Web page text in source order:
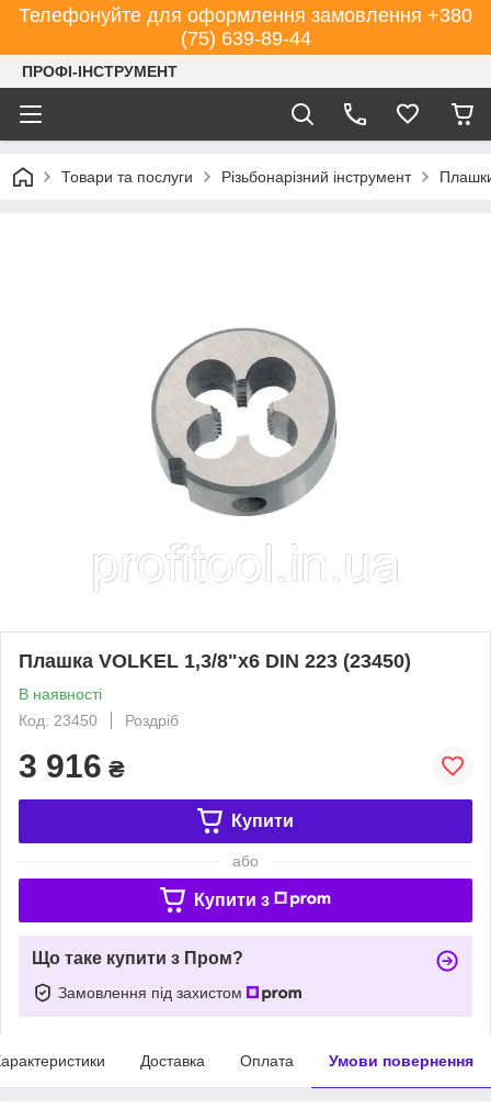
Телефонуйте для оформлення замовлення +380
(75) 639-89-44
ПРОФІ-ІНСТРУМЕНТ
Товари та послуги Різьбонарізний інструмент
Плашка VOLKEL 1,3/8"х6 DIN 223 (23450)
В наявності
Код: 23450
Роздріб
3 916 ₴
Купити
або
Купити з
Що таке купити з Пром?
Замовлення під захистом
Доставка Оплата Умови повернення